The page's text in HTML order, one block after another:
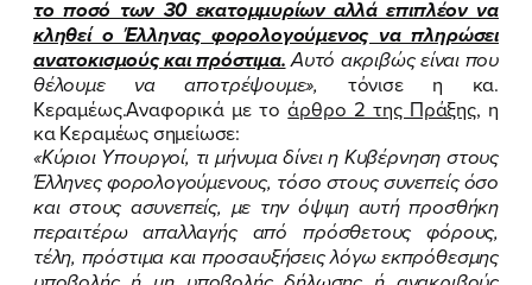
FB IN TW YT LN VB TIKTOK
το ποσό των 30 εκατομμυρίων αλλά επιπλέον να
κληθεί ο Έλληνας φορολογούμενος να πληρώσει
ανατοκισμούς και πρόστιμα.Αυτό ακριβώς είναι που
θέλουμε να αποτρέψουμε», τόνισε η κα.
Κεραμέως.Αναφορικά με τοάρθρο 2 της Πράξης, η
κα Κεραμέως σημείωσε:
«Κύριοι Υπουργοί, τι μήνυμα δίνει η Κυβέρνηση στους
Έλληνες φορολογούμενους, τόσο στους συνεπείς όσο
και στους ασυνεπείς, με την όψιμη αυτή προσθήκη
περαιτέρω απαλλαγής από πρόσθετους φόρους,
τέλη, πρόστιμα και προσαυξήσεις λόγω εκπρόθεσμης